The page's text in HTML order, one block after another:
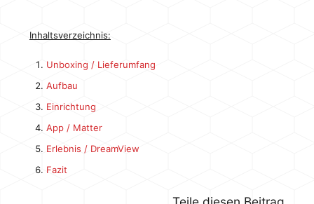
Inhaltsverzeichnis:
Unboxing / Lieferumfang
Aufbau
Einrichtung
App / Matter
Erlebnis / DreamView
Fazit